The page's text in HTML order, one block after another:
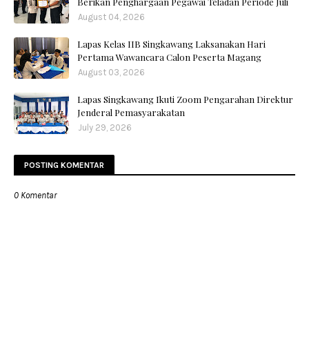
August 04, 2026
Lapas Kelas IIB Singkawang Laksanakan Hari
Pertama Wawancara Calon Peserta Magang
August 03, 2026
Lapas Singkawang Ikuti Zoom Pengarahan Direktur
Jenderal Pemasyarakatan
July 29, 2026
POSTING KOMENTAR
0 Komentar